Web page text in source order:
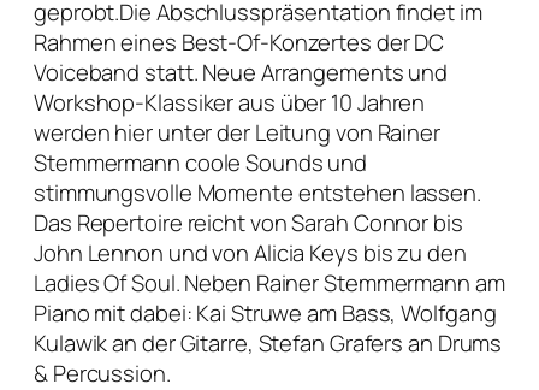
geprobt.Die Abschlusspräsentation findet im
Rahmen eines Best-Of-Konzertes der DC
Voiceband statt. Neue Arrangements und
Workshop-Klassiker aus über 10 Jahren
werden hier unter der Leitung von Rainer
Stemmermann coole Sounds und
stimmungsvolle Momente entstehen lassen.
Das Repertoire reicht von Sarah Connor bis
John Lennon und von Alicia Keys bis zu den
Ladies Of Soul. Neben Rainer Stemmermann am
Piano mit dabei: Kai Struwe am Bass, Wolfgang
Kulawik an der Gitarre, Stefan Grafers an Drums
& Percussion.